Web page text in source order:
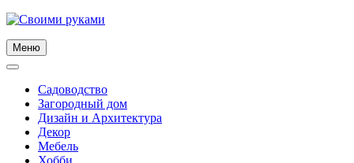
Skip
content
Меню
Садоводство
Загородный дом
Дизайн и Архитектура
Декор
Мебель
Хобби